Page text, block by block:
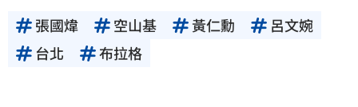
張國煒 空山基 黃仁勳
呂文婉
台北
布拉格